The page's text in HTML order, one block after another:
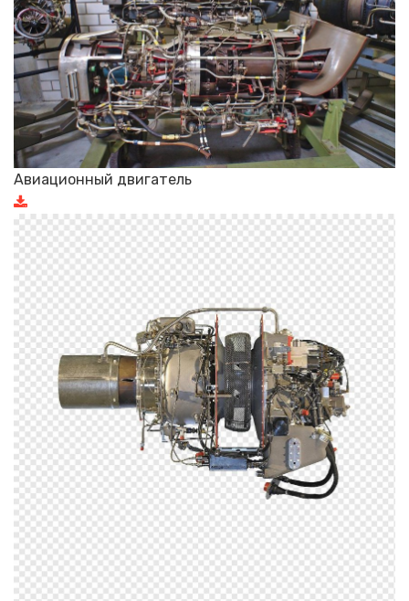
Авиационный двигатель